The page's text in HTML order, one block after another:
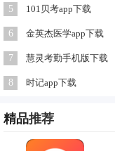
乐乐课堂软件优势
1、学习报告：在这
2、乐乐课堂已为千
证掌握，最少做题，
5 101贝考app下载
6 金英杰医学app下载
7 慧灵考勤手机版下载
8 时记app下载
精品推荐